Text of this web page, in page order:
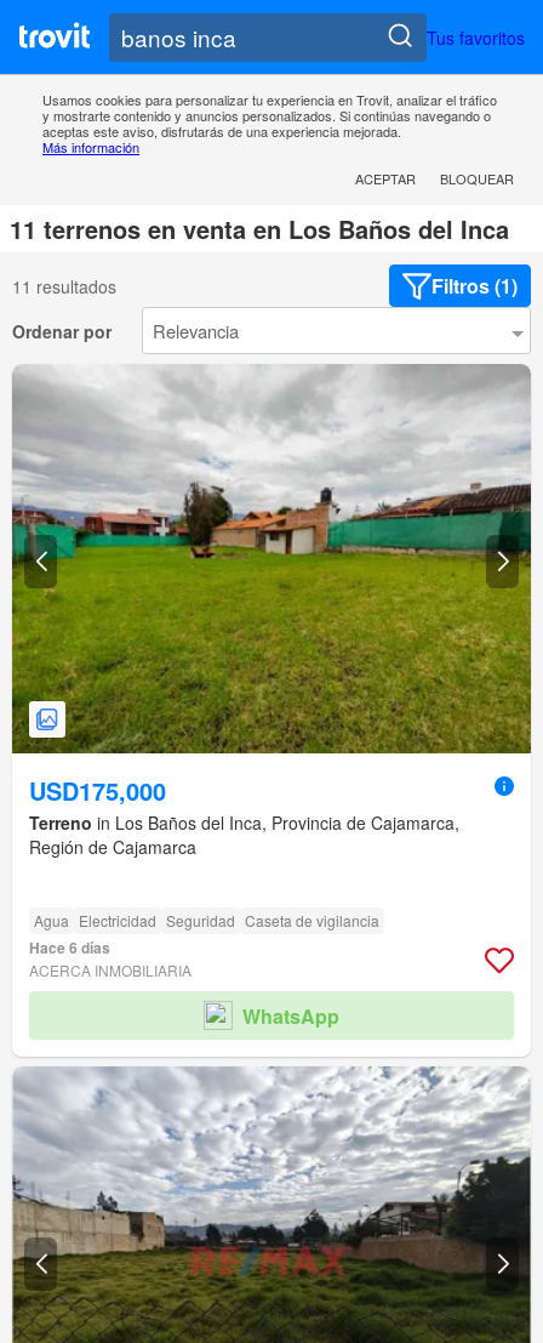
Tus favoritos
Usamos cookies para personalizar tu experiencia en Trovit, analizar el tráfico
y mostrarte contenido y anuncios personalizados. Si continúas navegando o
aceptas este aviso, disfrutarás de una experiencia mejorada.
Más información
ACEPTAR
BLOQUEAR
11 terrenos en venta en Los Baños del Inca
11 resultados Filtros (1)
Ordenar por
USD175,000
Terreno in Los Baños del Inca, Provincia de Cajamarca,
Región de Cajamarca
Agua Electricidad Seguridad Caseta de vigilancia
Hace 6 días
ACERCA INMOBILIARIA
WhatsApp